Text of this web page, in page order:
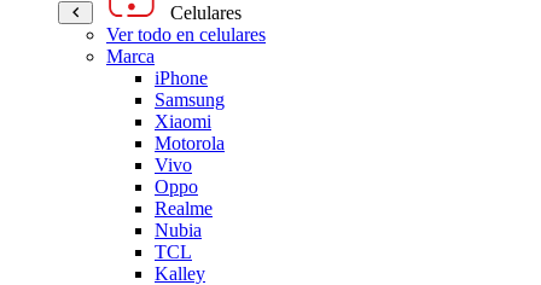
Celulares
Ver todo en celulares
Marca
iPhone
Samsung
Xiaomi
Motorola
Vivo
Oppo
Realme
Nubia
TCL
Kalley